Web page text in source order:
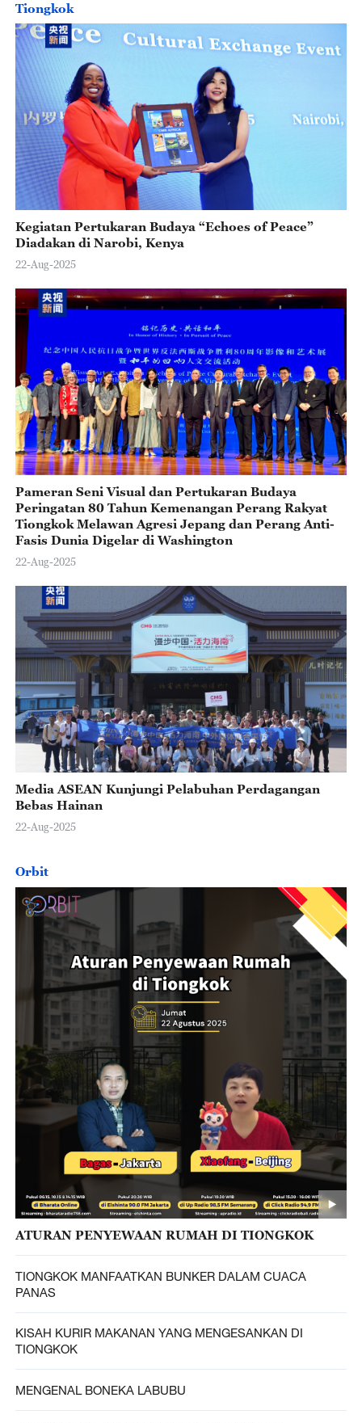
Tiongkok
Kegiatan Pertukaran Budaya “Echoes of Peace”
Diadakan di Narobi, Kenya
22-Aug-2025
Pameran Seni Visual dan Pertukaran Budaya
Peringatan 80 Tahun Kemenangan Perang Rakyat
Tiongkok Melawan Agresi Jepang dan Perang Anti-
Fasis Dunia Digelar di Washington
22-Aug-2025
Media ASEAN Kunjungi Pelabuhan Perdagangan
Bebas Hainan
22-Aug-2025
Orbit
ATURAN PENYEWAAN RUMAH DI TIONGKOK
TIONGKOK MANFAATKAN BUNKER DALAM CUACA
PANAS
KISAH KURIR MAKANAN YANG MENGESANKAN DI
TIONGKOK
MENGENAL BONEKA LABUBU